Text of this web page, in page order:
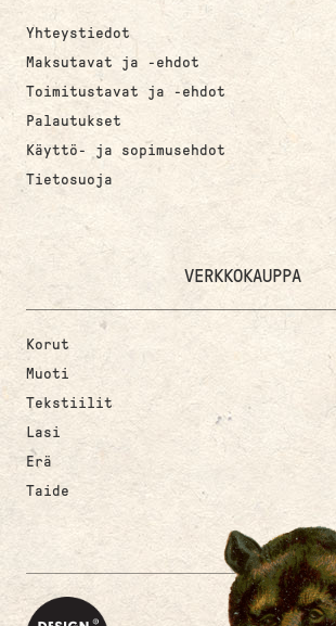
Yhteystiedot
Maksutavat ja -ehdot
Toimitustavat ja -ehdot
Palautukset
Käyttö- ja sopimusehdot
Tietosuoja
VERKKOKAUPPA
Korut
Muoti
Tekstiilit
Lasi
Erä
Taide